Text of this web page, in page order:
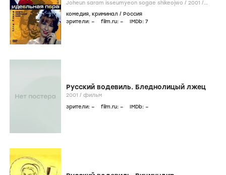
Joheun saram isseumyeon sogae shikeojwo / 2001 /
комедия, криминал / Россия
зрители: – film.ru: – IMDb: 7
Русский водевиль. Бледнолицый лжец
2001 / фильм
зрители: – film.ru: – IMDb: –